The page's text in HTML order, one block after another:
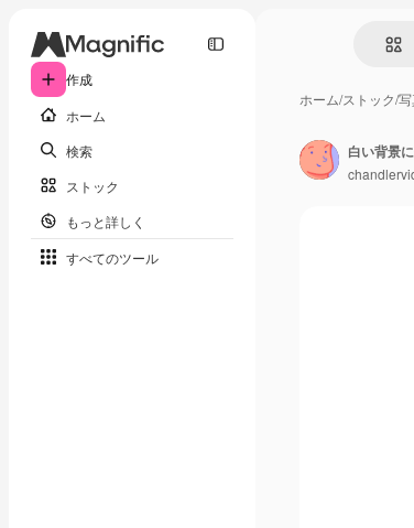
作成
ホーム
検索
ストック
もっと詳しく
すべてのツール
ホーム/ストック/
白い背景